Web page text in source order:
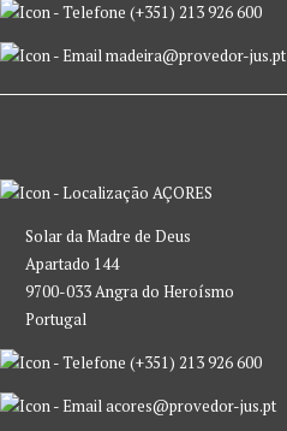
(+351) 213 926 600
madeira@provedor-jus.pt
AÇORES
Solar da Madre de Deus
Apartado 144
9700-033 Angra do Heroísmo
Portugal
(+351) 213 926 600
acores@provedor-jus.pt